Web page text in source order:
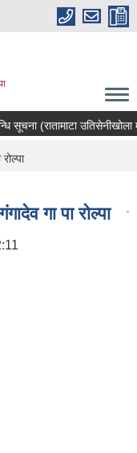
(रातामाटा उतिसेनीखोला
गा पा रोल्पा